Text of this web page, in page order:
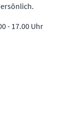
- 17.00 Uhr